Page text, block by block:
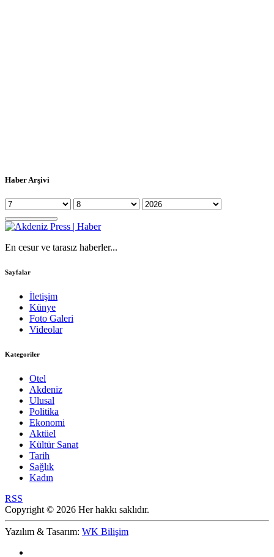
Haber Arşivi
En cesur ve tarasız haberler...
Sayfalar
İletişim
Künye
Foto Galeri
Videolar
Kategoriler
Otel
Akdeniz
Ulusal
Politika
Ekonomi
Aktüel
Kültür Sanat
Tarih
Sağlık
Kadın
RSS
Copyright © 2026 Her hakkı saklıdır.
Yazılım & Tasarım: WK Bilişim